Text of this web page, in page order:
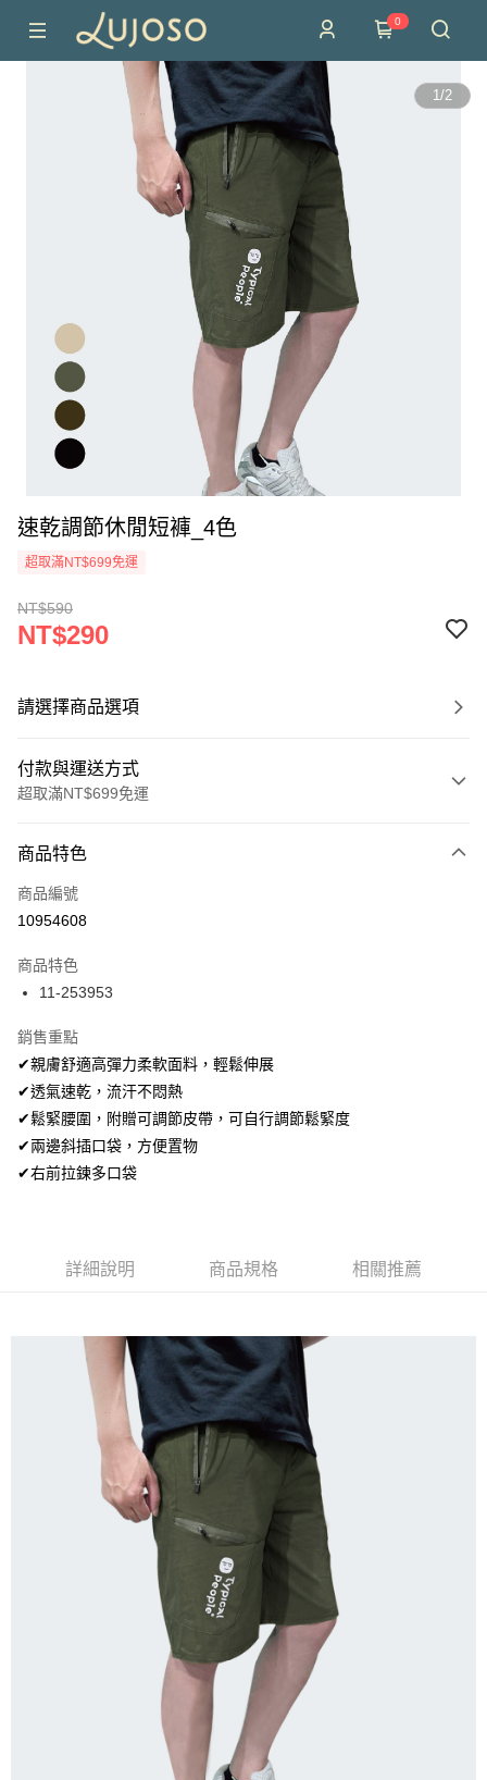
0
1/2
速乾調節休閒短褲_4色
超取滿NT$699免運
NT$590
NT$290
請選擇商品選項
付款與運送方式
超取滿NT$699免運
信用卡一次付款
超商取貨付款
Apple Pay
街口支付
悠遊付
ATM付款
付款後全家取貨
7-11取貨付款
每筆NT$80，滿NT$699(含以上)免運費
付款後7-11取貨
每筆NT$80，滿NT$699(含以上)免運費
新竹物流/郵局
每筆NT$100，滿NT$899(含以上)免運費
商品特色
商品編號
10954608
商品特色
11-253953
銷售重點
✔親膚舒適高彈力柔軟面料，輕鬆伸展
✔透氣速乾，流汗不悶熱
✔鬆緊腰圍，附贈可調節皮帶，可自行調節鬆緊度
✔兩邊斜插口袋，方便置物
✔右前拉鍊多口袋
詳細說明 商品規格 相關推薦